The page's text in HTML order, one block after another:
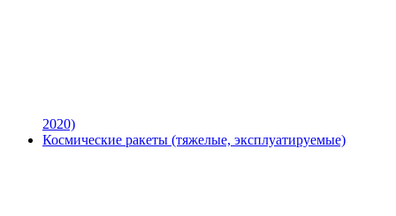
2020)
Космические ракеты (тяжелые, эксплуатируемые)